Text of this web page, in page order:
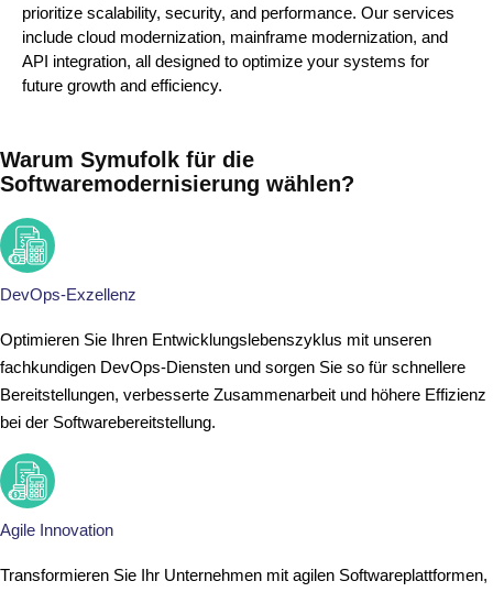
prioritize scalability, security, and performance. Our services
include cloud modernization, mainframe modernization, and
API integration, all designed to optimize your systems for
future growth and efficiency.
Warum Symufolk für die
Softwaremodernisierung wählen?
DevOps-Exzellenz
Optimieren Sie Ihren Entwicklungslebenszyklus mit unseren
fachkundigen DevOps-Diensten und sorgen Sie so für schnellere
Bereitstellungen, verbesserte Zusammenarbeit und höhere Effizienz
bei der Softwarebereitstellung.
Agile Innovation
Transformieren Sie Ihr Unternehmen mit agilen Softwareplattformen,